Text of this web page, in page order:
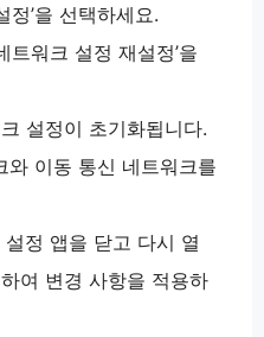
정’을 선택하세요.
트워크 설정 재설정’을
설정이 초기화됩니다.
와 이동 통신 네트워크를
정 앱을 닫고 다시 열
여 변경 사항을 적용하